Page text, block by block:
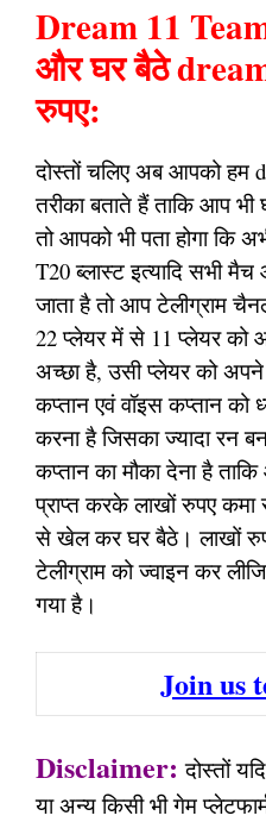
Dream 11
और घर बैठे
रुपए:
दोस्तों चलिए अब आपको हम
तरीका बताते हैं ताकि आप
तो आपको भी पता होगा कि
T20 ब्लास्ट इत्यादि सभी
जाता है तो आप टेलीग्राम
22 प्लेयर में से 11 प्लेयर को
अच्छा है, उसी प्लेयर को
कप्तान एवं वॉइस कप्तान
करना है जिसका ज्यादा रन
कप्तान का मौका देना है
प्राप्त करके लाखों रुपए
से खेल कर घर बैठे। लाखों
टेलीग्राम को ज्वाइन कर
गया है।
Join us
Disclaimer: दोस्तों
या अन्य किसी भी गेम